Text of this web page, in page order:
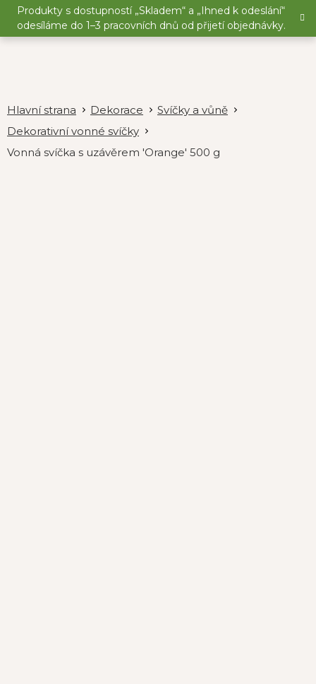
Přejít
obsah
Produkty s dostupností „Skladem“ a „Ihned k odeslání“
odesíláme do 1–3 pracovních dnů od přijetí objednávky.
Dekorace
Svíčky a vůně
Dekorativní vonné svíčky
Vonná svíčka s uzávěrem 'Orange' 500 g